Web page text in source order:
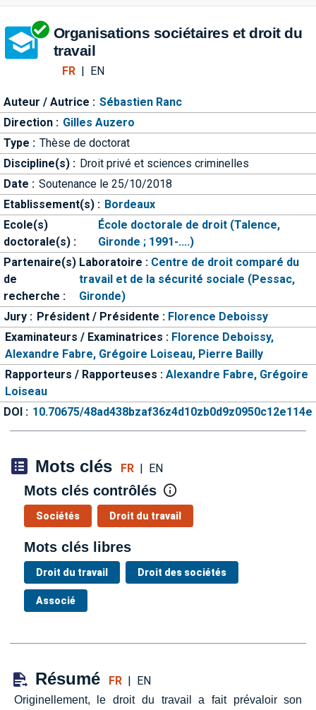
Aller directement à la barre
Organisations sociétaires et droit du
travail
FR| EN
Auteur / Autrice : Sébastien Ranc
Direction : Gilles Auzero
Type : Thèse de doctorat
Discipline(s) : Droit privé et sciences criminelles
Date : Soutenance le 25/10/2018
Etablissement(s) : Bordeaux
Ecole(s)
doctorale(s) :
École doctorale de droit (Talence,
Gironde ; 1991-....)
Partenaire(s)
de
recherche :
Laboratoire : Centre de droit comparé du
travail et de la sécurité sociale (Pessac,
Gironde)
Jury : Président / Présidente : Florence Deboissy
Examinateurs / Examinatrices : Florence Deboissy,
Alexandre Fabre, Grégoire Loiseau, Pierre Bailly
Rapporteurs / Rapporteuses : Alexandre Fabre, Grégoire
Loiseau
DOI : 10.70675/48ad438bzaf36z4d10zb0d9z0950c12e114e
Mots clés FR| EN
Mots clés contrôlés
Sociétés Droit du travail
Mots clés libres
Droit du travail Droit des sociétés
Associé
Résumé FR| EN
Originellement, le droit du travail a fait prévaloir son